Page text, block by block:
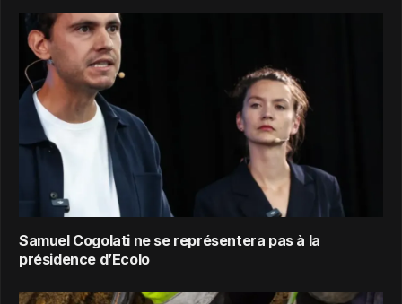
Samuel Cogolati ne se représentera pas à la
présidence d’Ecolo